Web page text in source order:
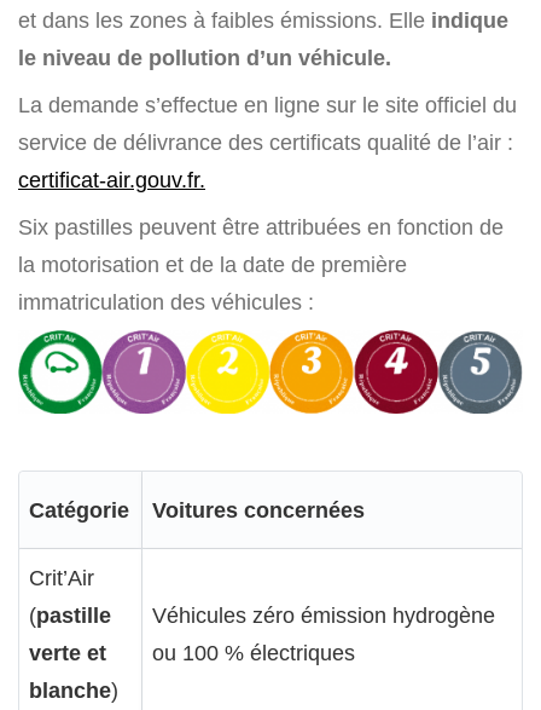
et dans les zones à faibles émissions. Elle indique
le niveau de pollution d’un véhicule.
La demande s’effectue en ligne sur le site officiel du
service de délivrance des certificats qualité de l’air :
certificat-air.gouv.fr.
Six pastilles peuvent être attribuées en fonction de
la motorisation et de la date de première
immatriculation des véhicules :
Catégorie Voitures concernées
Crit’Air
(pastille
verte et
blanche)
Véhicules zéro émission hydrogène
ou 100 % électriques